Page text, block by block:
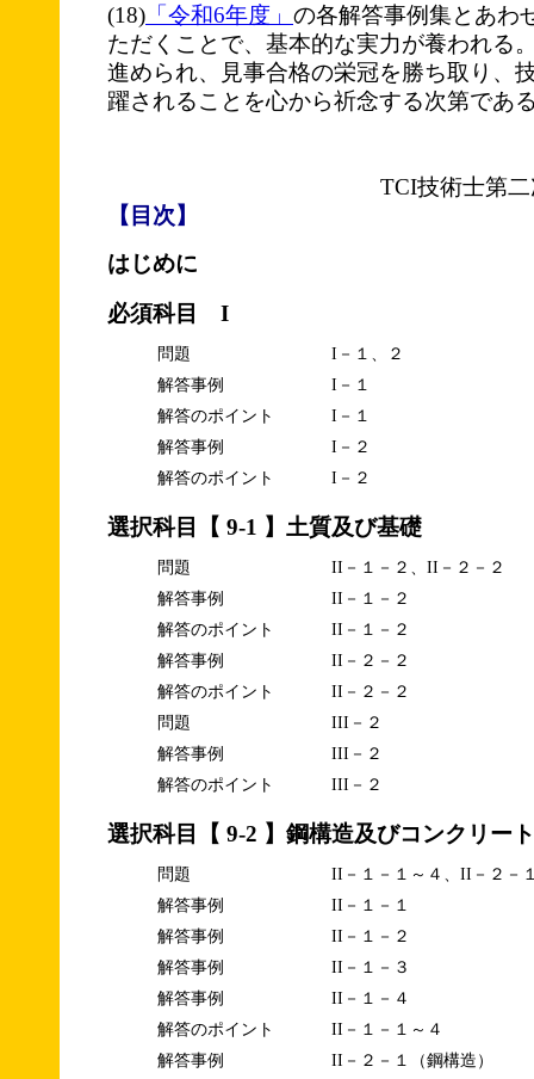
(18) 「令和6年度」 の各解答事例集とあわ
ただくことで、基本的な実力が養われる
進められ、見事合格の栄冠を勝ち取り、
躍されることを心から祈念する次第であ
TCI技術士第
【目次】
はじめに
必須科目 I
問題
I－１、２
解答事例
I－１
解答のポイント
I－１
解答事例
I－２
解答のポイント
I－２
選択科目【 9-1 】土質及び基礎
問題
II－１－２、II－２－２
解答事例
II－１－２
解答のポイント
II－１－２
解答事例
II－２－２
解答のポイント
II－２－２
問題
III－２
解答事例
III－２
解答のポイント
III－２
選択科目【 9-2 】鋼構造及びコンクリート
問題
II－１－１～４、II－２－
解答事例
II－１－１
解答事例
II－１－２
解答事例
II－１－３
解答事例
II－１－４
解答のポイント
II－１－１～４
解答事例
II－２－１（鋼構造）